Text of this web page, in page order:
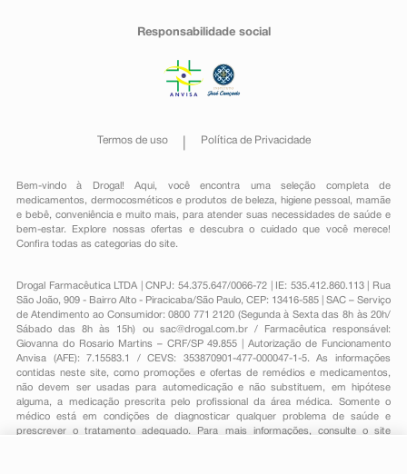
Responsabilidade social
Termos de uso Política de Privacidade
Bem-vindo à Drogal! Aqui, você encontra uma seleção completa de
medicamentos , dermocosméticos e produtos de beleza, higiene pessoal ,mamãe
e bebê, conveniênciae muito mais, para atender suas necessidades de saúde e
bem-estar. Explore nossas ofertas e descubra o cuidado que você merece!
Confira todas as categorias do site.
Drogal Farmacêutica LTDA | CNPJ: 54.375.647/0066-72 | IE: 535.412.860.113 | Rua
São João, 909 - Bairro Alto - Piracicaba/São Paulo, CEP: 13416-585 | SAC – Serviço
de Atendimento ao Consumidor: 0800 771 2120 (Segunda à Sexta das 8h às 20h/
Sábado das 8h às 15h) ou sac@drogal.com.br/ Farmacêutica responsável:
Giovanna do Rosario Martins – CRF/SP 49.855 | Autorização de Funcionamento
Anvisa (AFE): 7.15583.1 / CEVS: 353870901-477-000047-1-5. As informações
contidas neste site, como promoções e ofertas de remédios e medicamentos,
não devem ser usadas para automedicação e não substituem, em hipótese
alguma, a medicação prescrita pelo profissional da área médica. Somente o
médico está em condições de diagnosticar qualquer problema de saúde e
prescrever o tratamento adequado. Para mais informações, consulte o site